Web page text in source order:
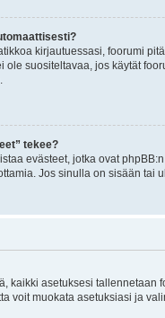
kirjautuessasi, foorumi
ole suositeltavaa, jos käytät
tekee?
evästeet, jotka ovat
Jos sinulla on sisään tai
kaikki asetuksesi
voit muokata asetuksiasi ja